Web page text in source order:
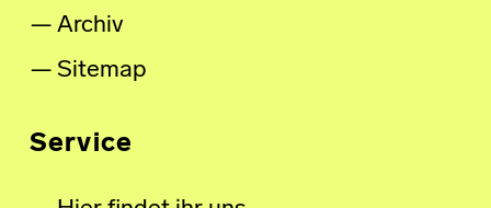
Archiv
Sitemap
Service